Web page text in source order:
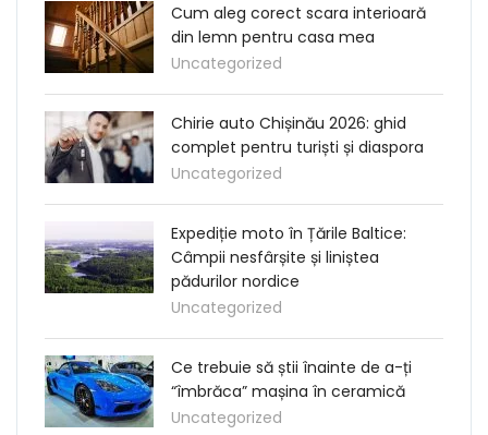
Cum aleg corect scara interioară
din lemn pentru casa mea
Uncategorized
Chirie auto Chișinău 2026: ghid
complet pentru turiști și diaspora
Uncategorized
Expediție moto în Țările Baltice:
Câmpii nesfârșite și liniștea
pădurilor nordice
Uncategorized
Ce trebuie să știi înainte de a-ți
“îmbrăca” mașina în ceramică
Uncategorized